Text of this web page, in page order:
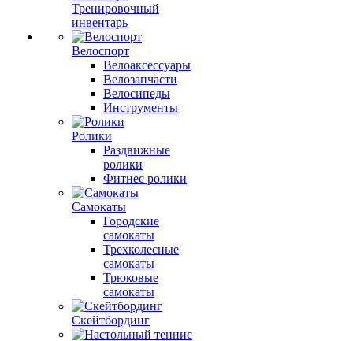
Тренировочный
инвентарь
Велоспорт
Велоаксессуары
Велозапчасти
Велосипеды
Инструменты
Ролики
Раздвижные
ролики
Фитнес ролики
Самокаты
Городские
самокаты
Трехколесные
самокаты
Трюковые
самокаты
Скейтбординг